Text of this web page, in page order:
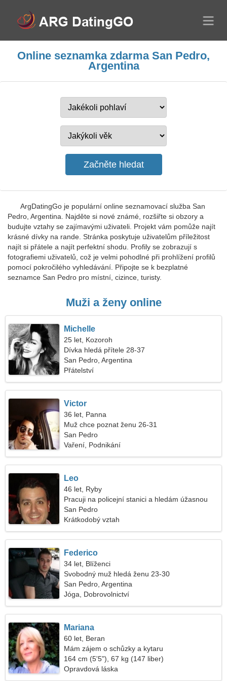
Online seznamka zdarma San Pedro,
Argentina
ArgDatingGo je populární online seznamovací služba San
Pedro, Argentina. Najděte si nové známé, rozšiřte si obzory a
budujte vztahy se zajímavými uživateli. Projekt vám pomůže najít
krásné dívky na rande. Stránka poskytuje uživatelům příležitost
najít si přátele a najít perfektní shodu. Profily se zobrazují s
fotografiemi uživatelů, což je velmi pohodlné při prohlížení profilů
pomocí pokročilého vyhledávání. Připojte se k bezplatné
seznamce San Pedro pro místní, cizince, turisty.
Muži a ženy online
Michelle
25 let, Kozoroh
Dívka hledá přítele 28-37
San Pedro, Argentina
Přátelství
Victor
36 let, Panna
Muž chce poznat ženu 26-31
San Pedro
Vaření, Podnikání
Leo
46 let, Ryby
Pracuji na policejní stanici a hledám úžasnou
ženu
San Pedro
Krátkodobý vztah
Federico
34 let, Blíženci
Svobodný muž hledá ženu 23-30
San Pedro, Argentina
Jóga, Dobrovolnictví
Mariana
60 let, Beran
Mám zájem o schůzky a kytaru
164 cm (5'5"), 67 kg (147 liber)
Opravdová láska